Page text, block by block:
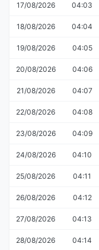
17/08/2026 04:03
18/08/2026 04:04
19/08/2026 04:05
20/08/2026 04:06
21/08/2026 04:07
22/08/2026 04:08
23/08/2026 04:09
24/08/2026 04:10
25/08/2026 04:11
26/08/2026 04:12
27/08/2026 04:13
28/08/2026 04:14